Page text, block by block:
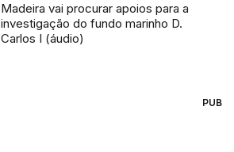
Madeira vai procurar apoios para a
investigação do fundo marinho D.
Carlos I (áudio)
PUB